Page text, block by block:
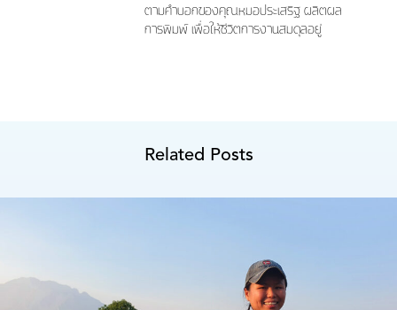
ตามคำบอกของคุณหมอประเสริฐ ผลิตผล
การพิมพ์ เพื่อให้ชีวิตการงานสมดุลอยู่
Related Posts